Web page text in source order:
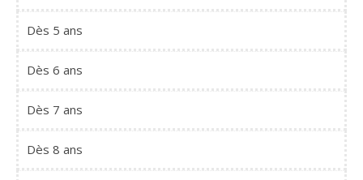
Dès 5 ans
Dès 6 ans
Dès 7 ans
Dès 8 ans